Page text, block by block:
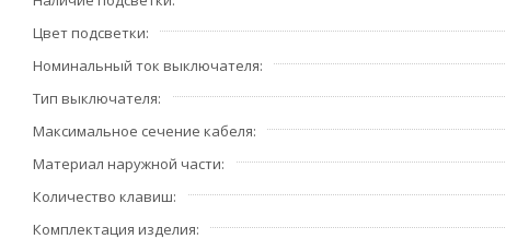
Цвет подсветки
Номинальный ток выключателя
Тип выключателя
Максимальное сечение кабеля
Материал наружной части
Количество клавиш
Комплектация изделия